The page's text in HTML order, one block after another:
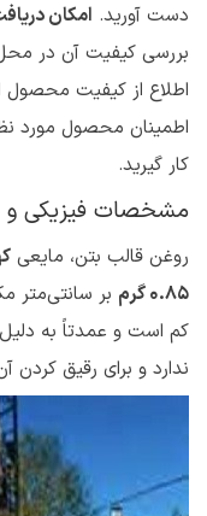
دست آورید. امکان
بررسی کیفیت آن در
اطلاع از کیفیت محصول
اطمینان محصول مورد
کار گیرید.
مشخصات فیزیکی و
روغن قالب بتن، مایعی
0.85 گرم
بر سانتی‌متر
کم است و عمدتاً به
ندارد و برای رقیق